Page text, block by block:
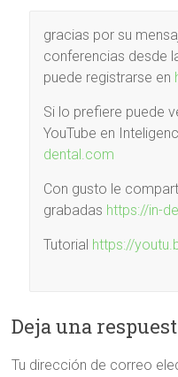
gracias por su
conferencias desde
puede registrarse en
Si lo prefiere puede
YouTube en
dental.com
Con gusto le
grabadas https://in-
Tutorial https://
Deja una
Tu dirección de correo